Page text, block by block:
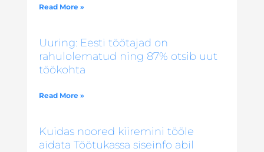
Read More »
Uuring: Eesti töötajad on
rahulolematud ning 87% otsib uut
töökohta
Read More »
Kuidas noored kiiremini tööle
aidata Töötukassa siseinfo abil